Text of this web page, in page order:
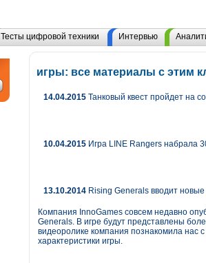
Тесты цифровой техники Интервью
игры: все материалы с этим
14.04.2015 Танковый квест пройдет на
10.04.2015 Игра LINE Rangers набрала
13.10.2014 Rising Generals вводит
Компания InnoGames совсем недавно
Generals. В игре будут представлены
видеоролике компания познакомила нас
характеристики игры.